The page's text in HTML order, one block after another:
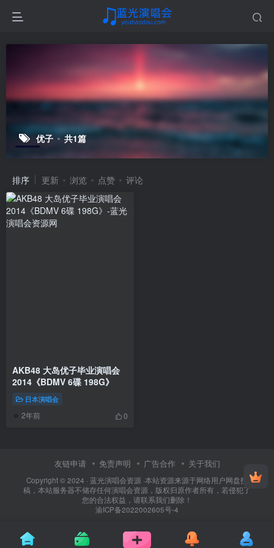
优子 共1篇
排序 更新 浏览 点赞 评论
AKB48 大岛优子毕业演唱会
2014《BDMV 6碟 198G》
日本演唱会
2年前 0
友链申请 免责声明 广告合作 关于我们
Copyright © 2024 · 蓝光演唱会资源 ·本站资源来源于网络用户网盘投
稿，本站服务器不储存任何演唱会资源，版权归原作者所有，若侵犯了
您的合法权益，请联系我们删除！
渝ICP备2022002605号-4